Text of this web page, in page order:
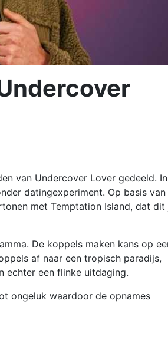
van Undercover Lover gedeeld.
datingexperiment. Op basis van
met Temptation Island, dat dit
De koppels maken kans op
af naar een tropisch paradijs,
echter een flinke uitdaging.
ongeluk waardoor de opnames